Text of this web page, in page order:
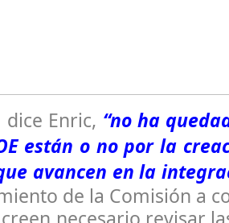
Enric, “no ha
están o no por la
avancen en la
de la Comisión a